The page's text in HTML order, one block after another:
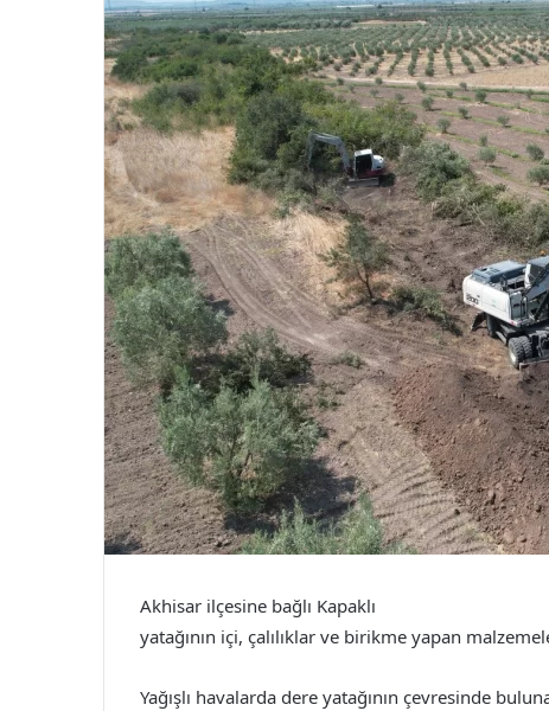
Akhisar ilçesine bağlı Kapaklı
yatağının içi, çalılıklar ve birikme yapan
Yağışlı havalarda dere yatağının çevresinde